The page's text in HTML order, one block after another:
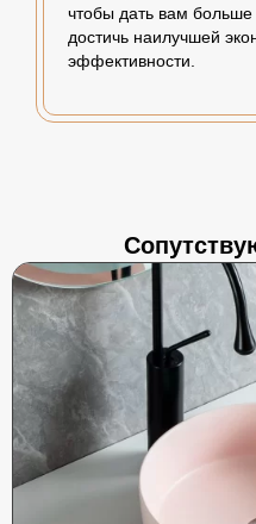
чтобы дать вам
достичь наилучшей
эффективности.